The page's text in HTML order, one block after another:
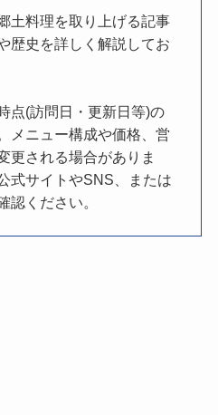
土料理を取り上げる記事
歴史を詳しく解説してお
点(訪問日・更新日等)の
メニュー構成や価格、営
更される場合がありま
式サイトやSNS、または
認ください。